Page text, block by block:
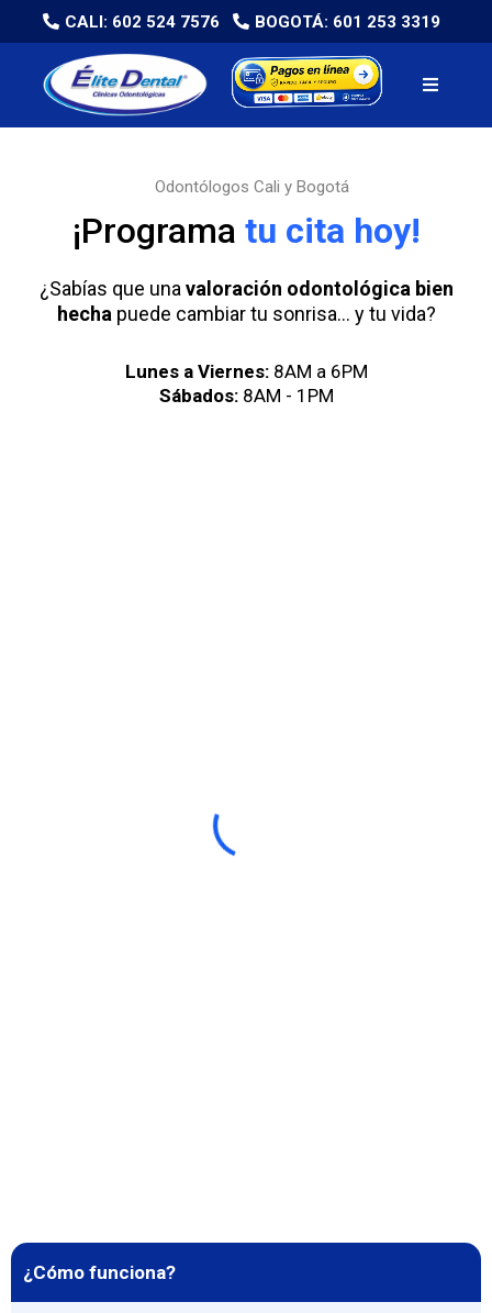
CALI: 602 524 7576 BOGOTÁ: 601 253 3319
Odontólogos Cali y Bogotá
¡Programa tu cita hoy!
¿Sabías que unavaloración odontológica bien
hechapuede cambiar tu sonrisa… y tu vida?
Lunes a Viernes: 8AM a 6PM
Sábados:8AM - 1PM
¿Cómo funciona?